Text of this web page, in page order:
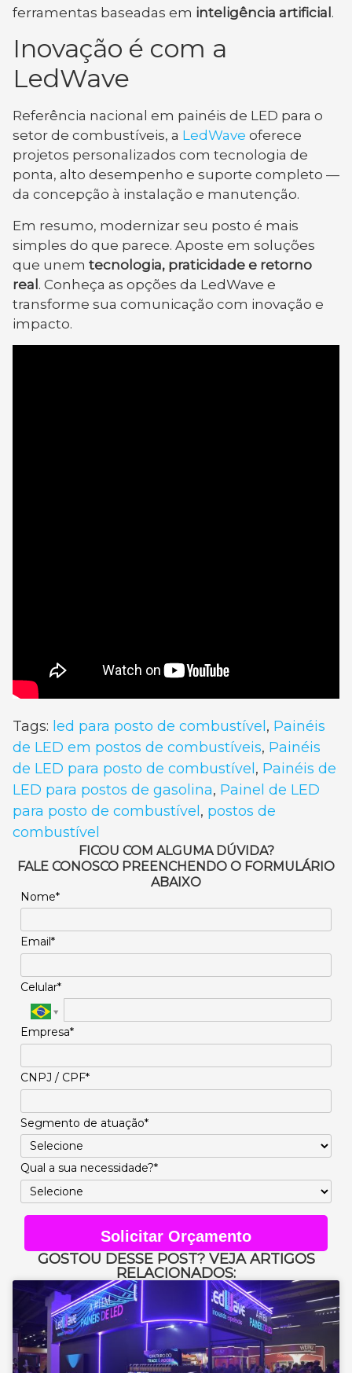
ferramentas baseadas em inteligência artificial .
Inovação é com a
LedWave
Referência nacional em painéis de LED para o
setor de combustíveis, a LedWave oferece
projetos personalizados com tecnologia de
ponta, alto desempenho e suporte completo —
da concepção à instalação e manutenção.
Em resumo, modernizar seu posto é mais
simples do que parece. Aposte em soluções
que unem tecnologia, praticidade e retorno
real. Conheça as opções da LedWave e
transforme sua comunicação com inovação e
impacto.
Tags: led para posto de combustível, Painéis
de LED em postos de combustíveis, Painéis
de LED para posto de combustível, Painéis de
LED para postos de gasolina, Painel de LED
para posto de combustível, postos de
combustível
FICOU COM ALGUMA DÚVIDA?
FALE CONOSCO PREENCHENDO O FORMULÁRIO
ABAIXO
Nome*
Email*
Celular*
Empresa*
CNPJ / CPF*
Segmento de atuação*
Qual a sua necessidade?*
Solicitar Orçamento
GOSTOU DESSE POST? VEJA ARTIGOS
RELACIONADOS: